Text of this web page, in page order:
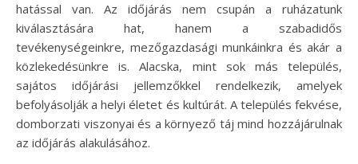
hatással van. Az időjárás nem csupán a ruházatunk
kiválasztására hat, hanem a szabadidős
tevékenységeinkre, mezőgazdasági munkáinkra és akár a
közlekedésünkre is. Alacska, mint sok más település,
sajátos időjárási jellemzőkkel rendelkezik, amelyek
befolyásolják a helyi életet és kultúrát. A település fekvése,
domborzati viszonyai és a környező táj mind hozzájárulnak
az időjárás alakulásához.